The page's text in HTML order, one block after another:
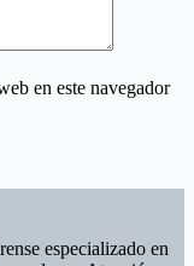
en este navegador
especializado en